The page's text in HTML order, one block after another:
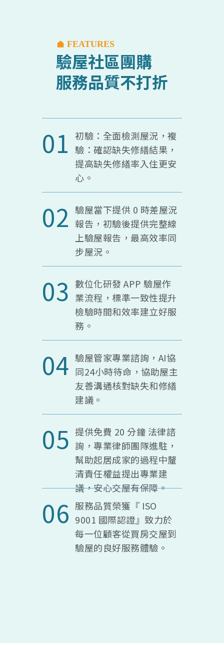
FEATURES
驗屋社區團購
服務品質不打折
01 初驗：全面檢測屋況，複
驗：確認缺失修繕結果，
提高缺失修繕率入住更安
心。
02 驗屋當下提供 0 時差屋況
報告，初驗後提供完整線
上驗屋報告，最高效率同
步屋況。
03 數位化研發 APP 驗屋作
業流程，標準一致性提升
檢驗時間和效率建立好服
務。
04 驗屋管家專業諮詢，AI協
同24小時待命，協助屋主
友善溝通核對缺失和修繕
建議。
05 提供免費 20 分鐘 法律諮
詢，專業律師團隊進駐，
幫助起居成家的過程中釐
清責任權益提出專業建
議，安心交屋有保障。
06 服務品質榮獲『 ISO
9001 國際認證』致力於
每一位顧客從買房交屋到
驗屋的良好服務體驗。